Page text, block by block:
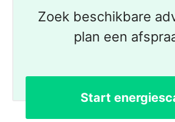
Zoek beschikbare
plan een
Start